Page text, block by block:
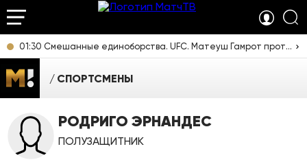
01:30 Смешанные единоборства. UFC. Матеуш Гамрот против Куиллана Салкиллда. Прямая трансляция из США
СПОРТСМЕНЫ
РОДРИГО ЭРНАНДЕС
ПОЛУЗАЩИТНИК